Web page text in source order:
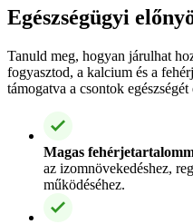
Egészségügyi
Tanuld meg, hogyan járulhat
fogyasztod, a kalcium és a
támogatva a csontok
Magas
az izomnövekedéshez,
működéséhez.